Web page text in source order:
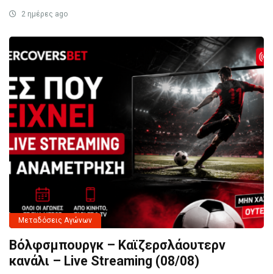
2 ημέρες ago
Μεταδόσεις Αγώνων
Βόλφσμπουργκ – Καϊζερσλάουτερν
κανάλι – Live Streaming (08/08)